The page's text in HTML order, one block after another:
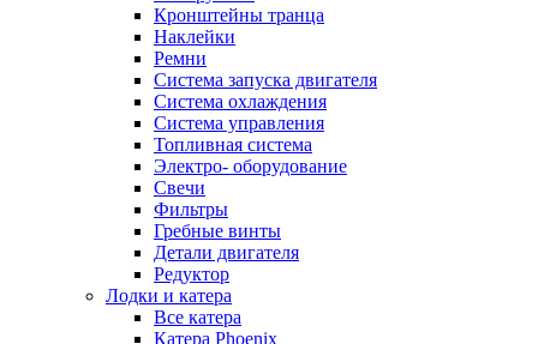
Кронштейны транца
Наклейки
Ремни
Система запуска двигателя
Система охлаждения
Система управления
Топливная система
Электро- оборудование
Свечи
Фильтры
Гребные винты
Детали двигателя
Редуктор
Лодки и катера
Все катера
Катера Phoenix